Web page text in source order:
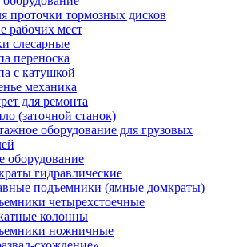
проточки тормозных дисков
рабочих мест
слесарные
переноска
с катушкой
механика
для ремонта
(заточной станок)
оборудование для грузовых
оборудование
гидравлические
подъемники (ямные домкраты)
четырехстоечные
колонны
ножничные